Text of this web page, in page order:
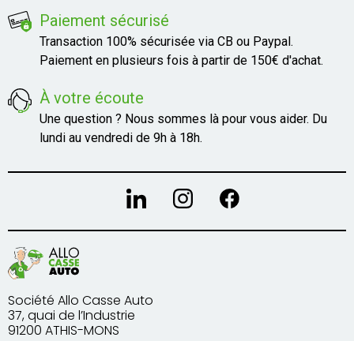
Paiement sécurisé
Transaction 100% sécurisée via CB ou Paypal.
Paiement en plusieurs fois à partir de 150€ d'achat.
À votre écoute
Une question ? Nous sommes là pour vous aider. Du
lundi au vendredi de 9h à 18h.
Société Allo Casse Auto
37, quai de l’Industrie
91200 ATHIS-MONS